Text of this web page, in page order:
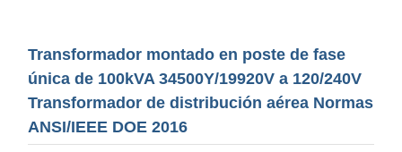
Transformador montado en poste de fase
única de 100kVA 34500Y/19920V a 120/240V
Transformador de distribución aérea Normas
ANSI/IEEE DOE 2016